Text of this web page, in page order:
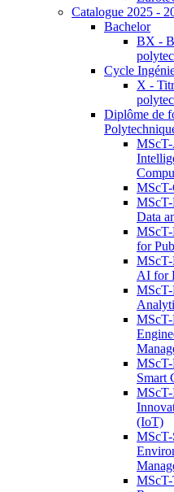
Catalogue 2025 -
Bachelor
BX -
Cycle
X -
Diplôme de
Data
for
AI for
Smart
(IoT)